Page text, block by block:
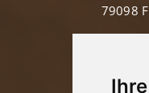
79098
Mail: